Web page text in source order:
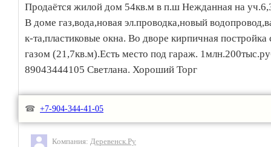
Продаётся жилой дом 54кв.м в п.ш Нежданная на
В доме газ,вода,новая эл.проводка,новый
к-та,пластиковые окна. Во дворе кирпичная постройка
газом (21,7кв.м).Есть место под гараж.
89043444105 Светлана. Хороший Торг
☎ +7-904-344-41-05
Компания: Деревенск.Ру